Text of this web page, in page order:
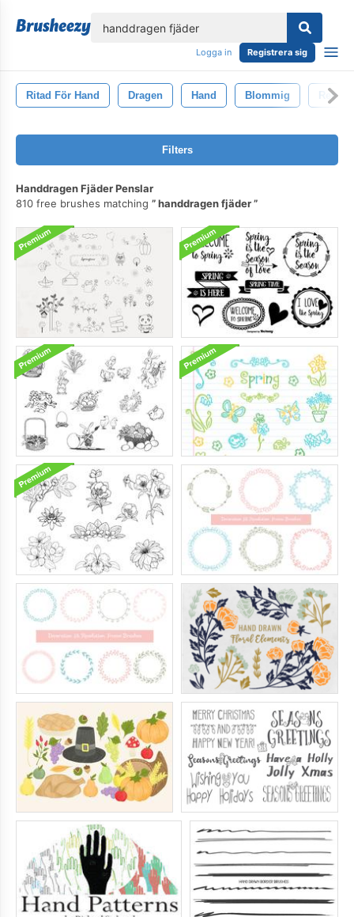
Logga in Registrera sig
Ritad För Hand Dragen Hand Blommig Retro
Filters
Handdragen Fjäder Penslar
810 free brushes matching
handdragen fjäder